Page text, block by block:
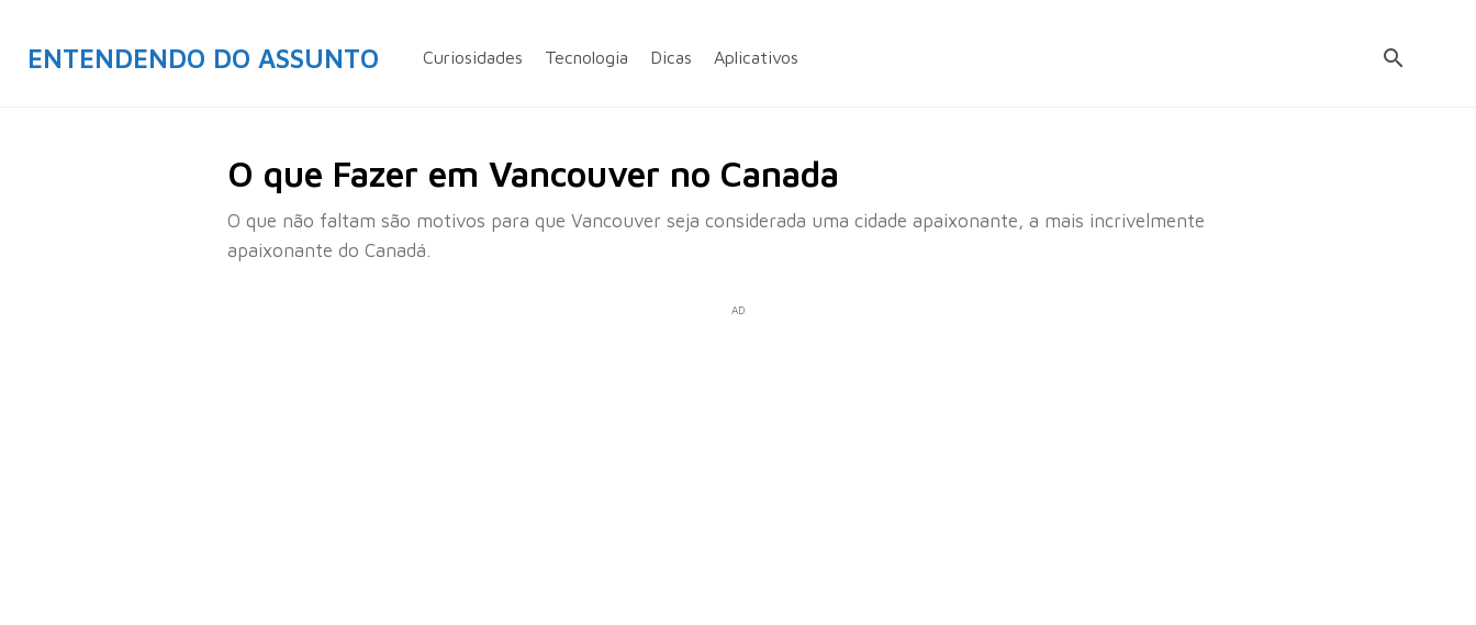
ENTENDENDO DO ASSUNTO Curiosidades Tecnologia Dicas Aplicativos
O que Fazer em Vancouver no Canada
O que não faltam são motivos para que Vancouver seja considerada uma cidade apaixonante, a mais incrivelmente
apaixonante do Canadá.
AD